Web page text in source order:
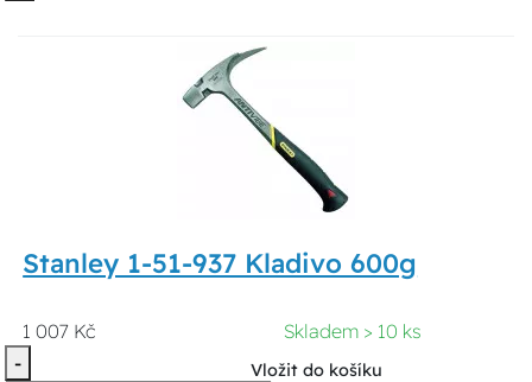
Stanley 1-51-937 Kladivo 600g
1 007 Kč
Skladem > 10 ks
-
Vložit do košíku